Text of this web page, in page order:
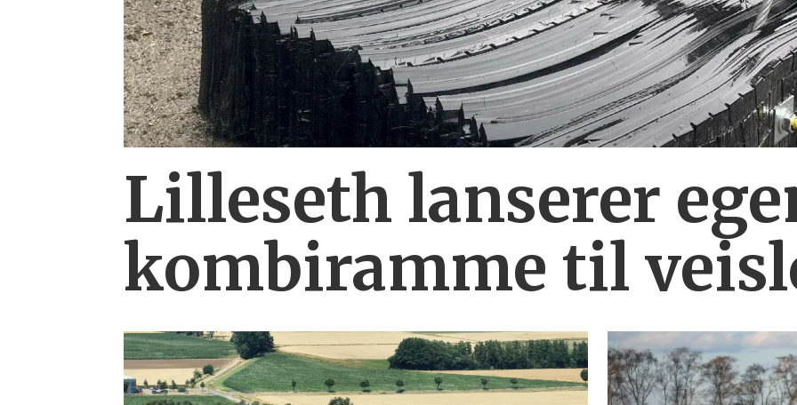
Lilleseth lanserer
kombi­ramme til